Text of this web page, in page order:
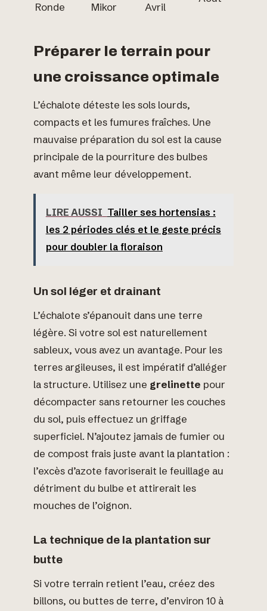
Ronde Mikor Avril
Préparer le terrain pour
une croissance optimale
L’échalote déteste les sols lourds,
compacts et les fumures fraîches. Une
mauvaise préparation du sol est la cause
principale de la pourriture des bulbes
avant même leur développement.
LIRE AUSSI Tailler ses hortensias :
les 2 périodes clés et le geste précis
pour doubler la floraison
Un sol léger et drainant
L’échalote s’épanouit dans une terre
légère. Si votre sol est naturellement
sableux, vous avez un avantage. Pour les
terres argileuses, il est impératif d’alléger
la structure. Utilisez une grelinette pour
décompacter sans retourner les couches
du sol, puis effectuez un griffage
superficiel. N’ajoutez jamais de fumier ou
de compost frais juste avant la plantation :
l’excès d’azote favoriserait le feuillage au
détriment du bulbe et attirerait les
mouches de l’oignon.
La technique de la plantation sur
butte
Si votre terrain retient l’eau, créez des
billons, ou buttes de terre, d’environ 10 à